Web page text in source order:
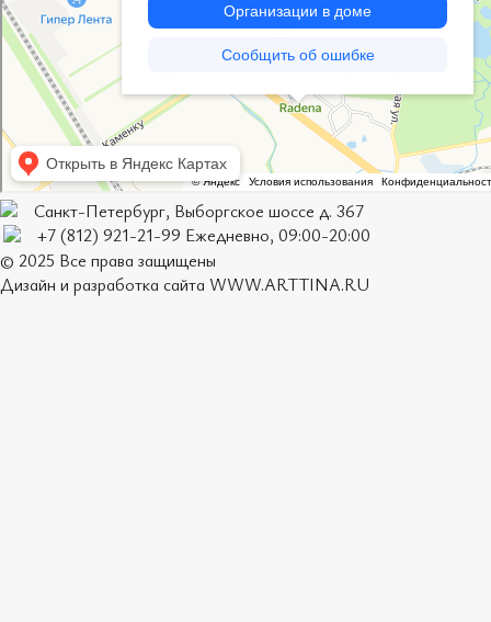
Санкт-Петербург, Выборгское шоссе д. 367
+7 (812) 921-21-99 Ежедневно, 09:00-20:00
© 2025 Все права защищены
Дизайн и разработка сайта WWW.ARTTINA.RU